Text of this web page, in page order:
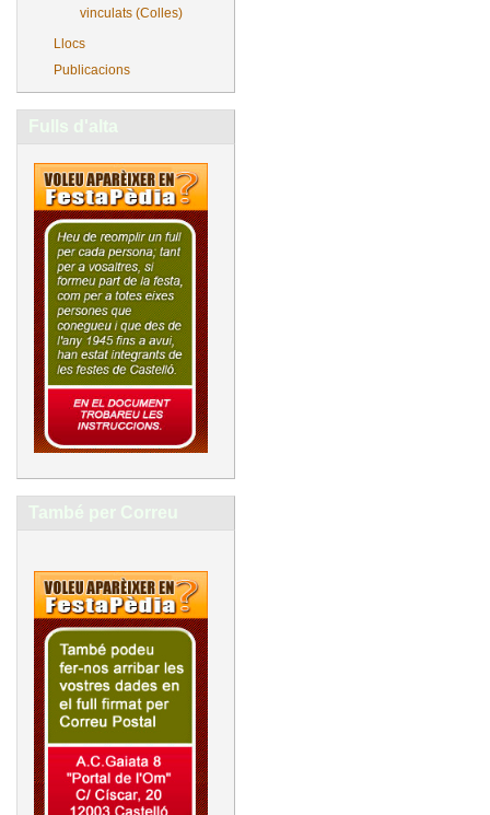
vinculats (Colles)
Llocs
Publicacions
Fulls d'alta
També per Correu